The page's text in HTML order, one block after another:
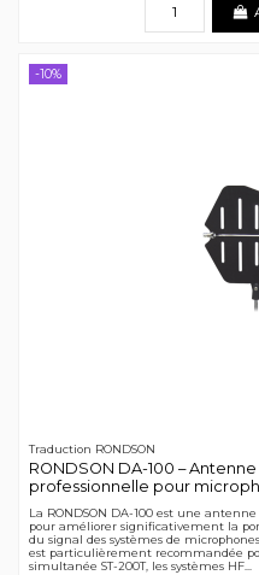
-10%
Traduction RONDSON
RONDSON DA-100 –
professionnelle pour
La RONDSON DA-100 est une
pour améliorer significativement la
du signal des systèmes de
est particulièrement recommandée
simultanée ST-200T, les systèmes HF...